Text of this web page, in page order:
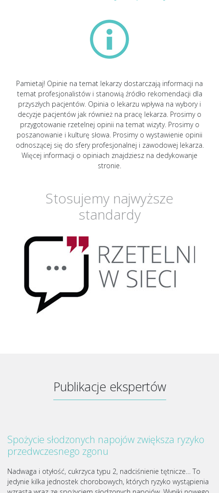
Pamietaj! Opinie na temat lekarzy dostarczają informacji na
temat profesjonalistów i stanowią źródło rekomendacji dla
przyszłych pacjentów. Opinia o lekarzu wpływa na wybory i
decyzje pacjentów jak również na pracę lekarza. Prosimy o
przygotowanie rzetelnej opinii na temat wizyty. Prosimy o
poszanowanie i kulturę słowa. Prosimy o wystawienie opinii
odnoszącej się do sfery profesjonalnej i zawodowej lekarza.
Więcej informacji o opiniach znajdziesz na dedykowanje
stronie.
Stosujemy najwyższe
standardy
Publikacje ekspertów
Spożycie słodzonych napojów zwiększa ryzyko
przedwczesnego zgonu
Nadwaga i otyłość, cukrzyca typu 2, nadciśnienie tętnicze… To
jedynie kilka jednostek chorobowych, których ryzyko wystąpienia